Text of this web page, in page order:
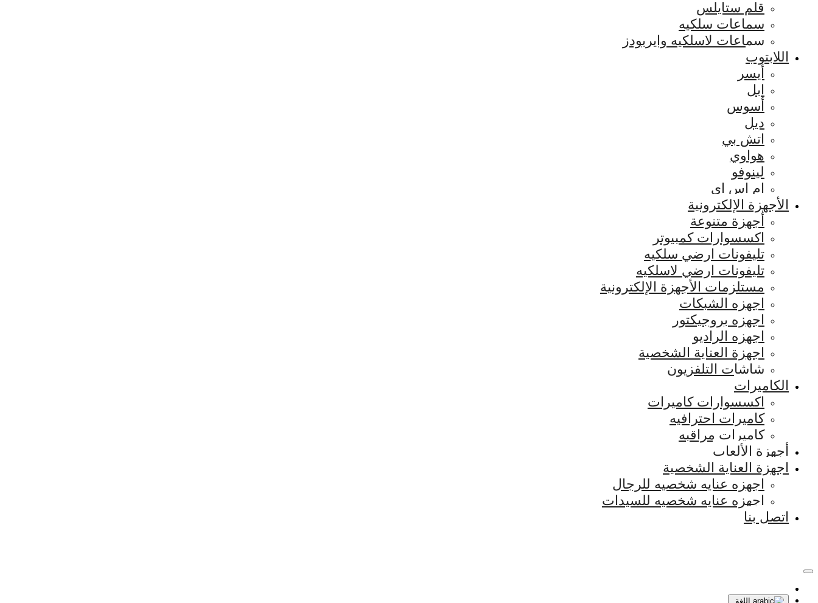
قلم ستايلس
سماعات سلكيه
سماعات لاسلكيه وايربودز
اللابتوب
أيسر
ابل
أسوس
ديل
اتش بي
هواوي
لينوفو
ام اس اي
الأجهزة الإلكترونية
أجهزة متنوعة
اكسسوارات كمبيوتر
تليفونات ارضي سلكيه
تليفونات ارضي لاسلكيه
مستلزمات الأجهزة الإلكترونية
اجهزه الشبكات
اجهزه بروجيكتور
اجهزه الراديو
اجهزة العناية الشخصية
شاشات التلفزيون
الكاميرات
اكسسوارات كاميرات
كاميرات احترافيه
كاميرات مراقبه
أجهزة الألعاب
اجهزة العناية الشخصية
اجهزه عنايه شخصيه للرجال
اجهزه عنايه شخصيه للسيدات
اتصل بنا
اللغة